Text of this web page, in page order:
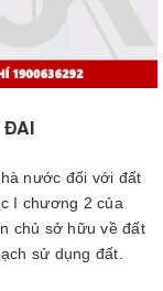
ĐAI
nước đối với đất
I chương 2 của
chủ sở hữu về đất
sử dụng đất.